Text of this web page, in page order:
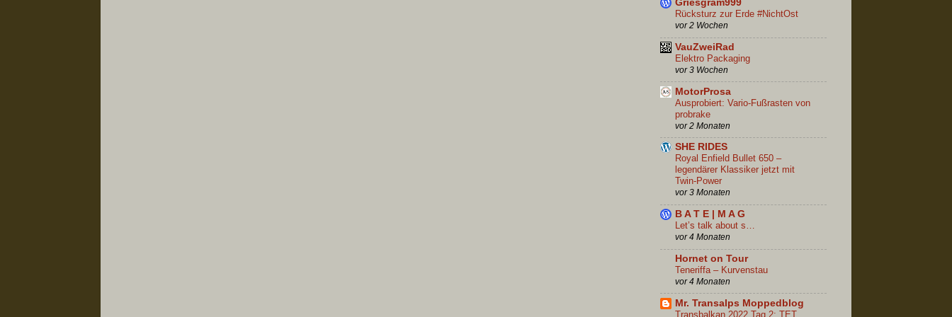
Griesgram999
Rücksturz zur Erde #NichtOst
vor 2 Wochen
VauZweiRad
Elektro Packaging
vor 3 Wochen
MotorProsa
Ausprobiert: Vario-Fußrasten von
probrake
vor 2 Monaten
SHE RIDES
Royal Enfield Bullet 650 –
legendärer Klassiker jetzt mit
Twin-Power
vor 3 Monaten
B A T E | M A G
Let’s talk about s…
vor 4 Monaten
Hornet on Tour
Teneriffa – Kurvenstau
vor 4 Monaten
Mr. Transalps Moppedblog
Transbalkan 2022 Tag 2: TET